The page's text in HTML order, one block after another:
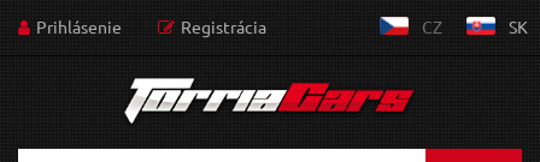
Prihlásenie Registrácia CZ SK